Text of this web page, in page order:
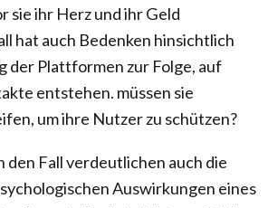
sie ihr Herz und ihr Geld
hat auch Bedenken hinsichtlich
der Plattformen zur Folge, auf
entstehen. müssen sie
um ihre Nutzer zu schützen?
den Fall verdeutlichen auch die
Auswirkungen eines